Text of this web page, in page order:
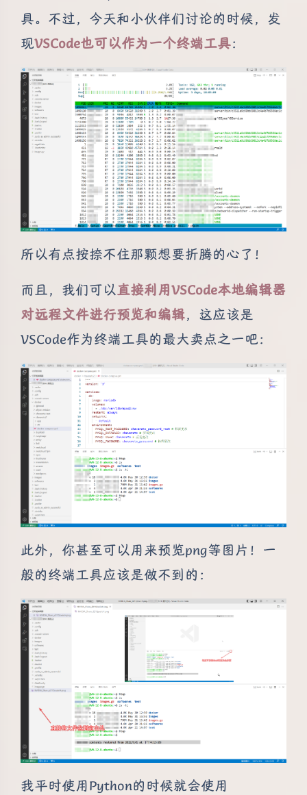
具。不过，今天和小伙伴们讨论的时候，发
现VSCode也可以作为一个终端工具：
所以有点按捺不住那颗想要折腾的心了！
而且，我们可以直接利用VSCode本地编辑器
对远程文件进行预览和编辑，这应该是
VSCode作为终端工具的最大卖点之一吧：
此外，你甚至可以用来预览png等图片！一
般的终端工具应该是做不到的：
我平时使用Python的时候就会使用